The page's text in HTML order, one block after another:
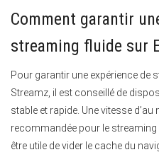
Comment garantir
streaming fluide sur
Pour garantir une expérience de
Streamz, il est conseillé de
stable et rapide. Une vitesse
recommandée pour le streaming
être utile de vider le cache du